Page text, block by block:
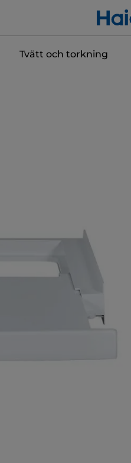
Tvätt och torkning